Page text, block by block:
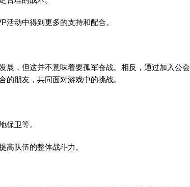
动中得到更多的支持和配合。
展，但这并不意味着要孤军奋战。相反，通过加入公
的朋友，共同面对游戏中的挑战。
卫等。
队伍的整体战斗力。